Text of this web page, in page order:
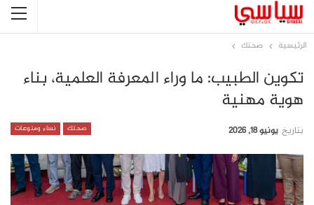
الرئيسية صحتك
تكوين الطبيب: ما وراء المعرفة العلمية، بناء
هوية مهنية
صحتك نساء ومنوعات بتاريخ يونيو 18, 2026